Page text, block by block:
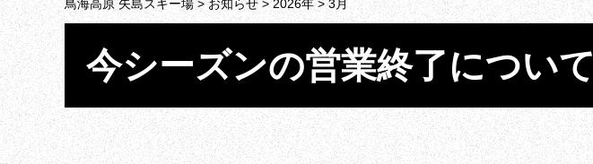
鳥海高原 矢島スキー場>お知らせ>2026年>3月
今シーズンの営業終了について